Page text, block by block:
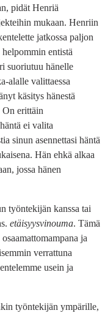
pidät Henriä
mukaan. Henriin
jatkossa paljon
entistä
suoriutuu hänelle
alalle valittaessa
käsitys hänestä
On erittäin
ei valita
sinun asennettasi häntä
Hän ehkä alkaa
jossa hänen
työntekijän kanssa tai
etäisyysvinouma. Tämä
ja
verrattuna
usein ja
työntekijän ympärille,